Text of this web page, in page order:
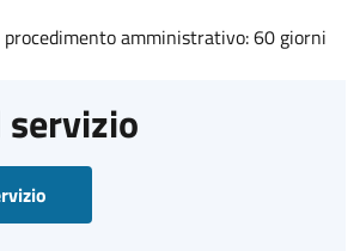
amministrativo: 60 giorni
servizio